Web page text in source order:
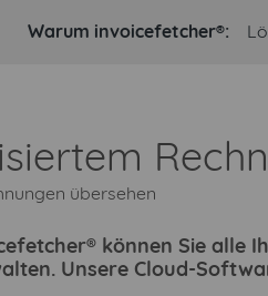
Warum invoicefetcher®:
übersehen
können Sie alle
Unsere Cloud-